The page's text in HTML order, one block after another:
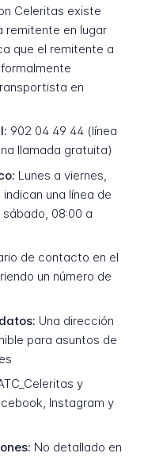
Celeritas existe
remitente en lugar
que el remitente a
en
902 04 49 44 (línea
llamada gratuita)
Lunes a viernes,
una línea de
08:00 a
de contacto en el
un número de
Una dirección
para asuntos de
y
Instagram y
No detallado en